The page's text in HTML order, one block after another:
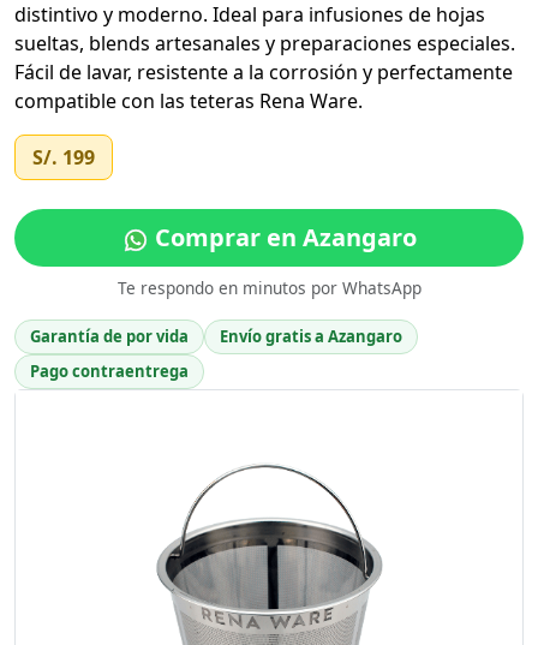
distintivo y moderno. Ideal para infusiones de hojas
sueltas, blends artesanales y preparaciones especiales.
Fácil de lavar, resistente a la corrosión y perfectamente
compatible con las teteras Rena Ware.
S/. 199
Comprar en Azangaro
Te respondo en minutos por WhatsApp
Garantía de por vida
Envío gratis a Azangaro
Pago contraentrega